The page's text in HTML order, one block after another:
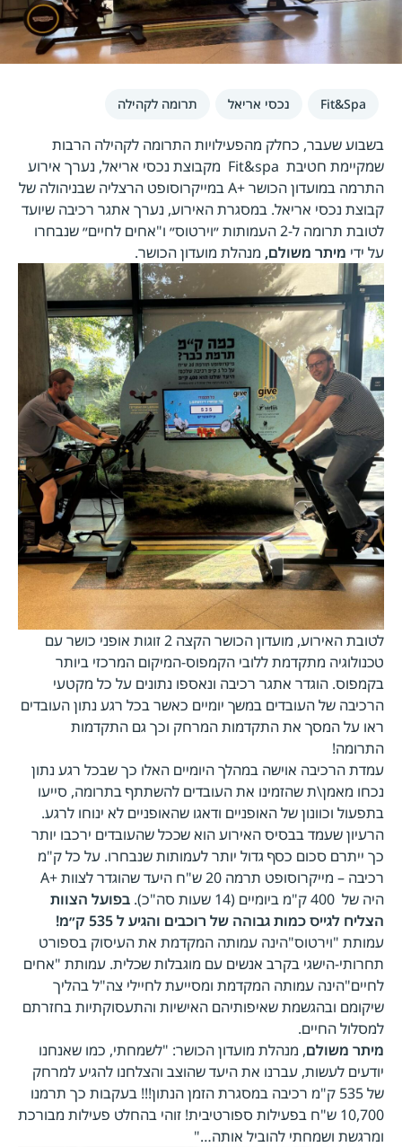
Fit&Spa נכסי אריאל תרומה לקהילה
בשבוע שעבר, כחלק מהפעילויות התרומה לקהילה הרבות
שמקיימת חטיבת Fit&spa מקבוצת נכסי אריאל, נערך אירוע
התרמה במועדון הכושר +A במייקרוסופט הרצליה שבניהולה של
קבוצת נכסי אריאל. במסגרת האירוע, נערך אתגר רכיבה שיועד
לטובת תרומה ל-2 העמותות ״וירטוס״ ו"אחים לחיים״ שנבחרו
על ידי מיתר משולם, מנהלת מועדון הכושר.
לטובת האירוע, מועדון הכושר הקצה 2 זוגות אופני כושר עם
טכנולוגיה מתקדמת ללובי הקמפוס-המיקום המרכזי ביותר
בקמפוס. הוגדר אתגר רכיבה ונאספו נתונים על כל מקטעי
הרכיבה של העובדים במשך יומיים כאשר בכל רגע נתון העובדים
ראו על המסך את התקדמות המרחק וכך גם התקדמות
התרומה!
עמדת הרכיבה אוישה במהלך היומיים האלו כך שבכל רגע נתון
נכחו מאמן\ת שהזמינו את העובדים להשתתף בתרומה, סייעו
בתפעול וכוונון של האופניים ודאגו שהאופניים לא ינוחו לרגע.
הרעיון שעמד בבסיס האירוע הוא שככל שהעובדים ירכבו יותר
כך ייתרם סכום כסף גדול יותר לעמותות שנבחרו. על כל ק"מ
רכיבה – מייקרוסופט תרמה 20 ש"ח היעד שהוגדר לצוות +A
היה של 400 ק"מ ביומיים (14 שעות סה"כ).
בפועל הצוות
הצליח לגייס כמות גבוהה של רוכבים והגיע ל 535 ק״מ
!
עמותת "וירטוס"הינה עמותה המקדמת את העיסוק בספורט
תחרותי-הישגי בקרב אנשים עם מוגבלות שכלית. עמותת "אחים
לחיים"הינה עמותה המקדמת ומסייעת לחיילי צה"ל בהליך
שיקומם ובהגשמת שאיפותיהם האישיות והתעסוקתיות בחזרתם
למסלול החיים.
מיתר משולם, מנהלת מועדון הכושר: "לשמחתי, כמו שאנחנו
יודעים לעשות, עברנו את היעד שהוצב והצלחנו להגיע למרחק
של 535 ק"מ רכיבה במסגרת הזמן הנתון!!! בעקבות כך תרמנו
10,700 ש"ח בפעילות ספורטיבית! זוהי בהחלט פעילות מבורכת
ומרגשת ושמחתי להוביל אותה…"